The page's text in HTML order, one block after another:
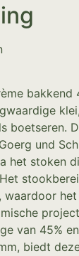
bakkend
boetseren.
und
het stoken
waardoor
van 45%
biedt